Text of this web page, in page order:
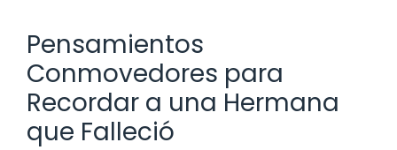
Pensamientos
Conmovedores para
Recordar a una Hermana
que Falleció